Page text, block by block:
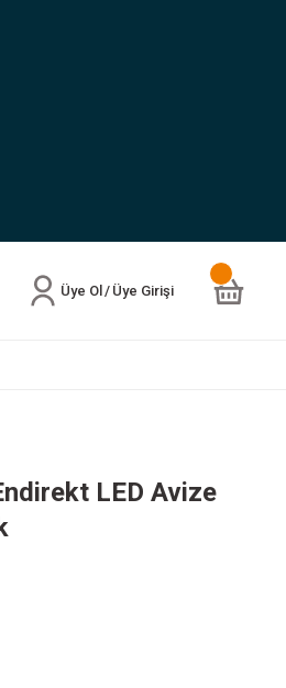
Üye Ol / Üye Girişi
LED Avize